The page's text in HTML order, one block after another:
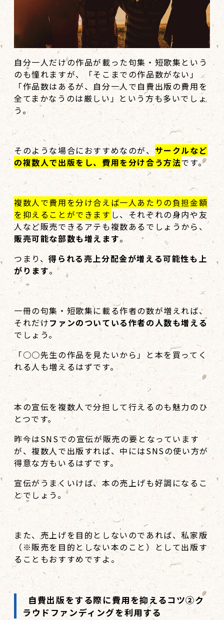
自分一人だけの作品が載った句集・短歌集という
のも憧れますが、「そこまでの作品数がない」
「作品数はあるが、自分一人で自費出版の費用を
全てまかなうのは厳しい」という方も多いでしょ
う。
そのような場合におすすめなのが、サークルなど
の複数人で出版をし、費用を分け合う方法です。
複数人で費用を分け合えば一人あたりの負担金額
を抑えることができます し、それぞれの身内や友
人など販売できるアテも複数あるでしょうから、
販売可能な部数も増えます。
つまり、得られる売上分配金が増える可能性も上
がります。
一冊の句集・短歌集に載る作者の数が増えれば、
それだけファンのついている作者の人数も増える
でしょう。
「○○先生の作品を見たいから」と本を買ってく
れる人も増えるはずです。
本の宣伝を複数人で分担して行えるのも魅力のひ
とつです。
昨今はSNSでの宣伝が販売の要となっています
が、複数人で出版すれば、中にはSNSの使い方が
得意な方もいるはずです。
宣伝がうまくいけば、本の売上げも好調になるこ
とでしょう。
また、売上げを目的としないのであれば、私家版
（※販売を目的としない本のこと）として出版す
ることもおすすめですよ。
自費出版をする際に費用を抑えるコツ②ク
ラウドファンディングを利用する